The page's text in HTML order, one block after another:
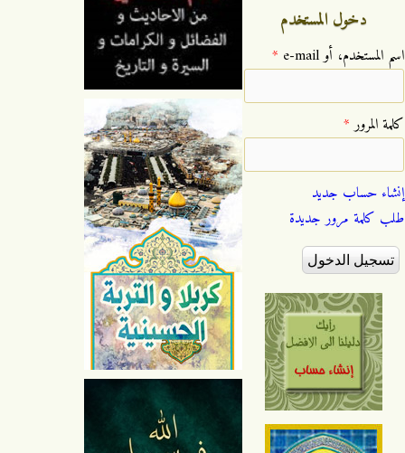
دخول المستخدم
‏اسم المستخدم، أو e-mail ‏ *
‏كلمة المرور ‏*
إنشاء حساب جديد
طلب كلمة مرور جديدة